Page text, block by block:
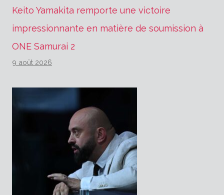
Keito Yamakita remporte une victoire
impressionnante en matière de soumission à
ONE Samurai 2
9 août 2026